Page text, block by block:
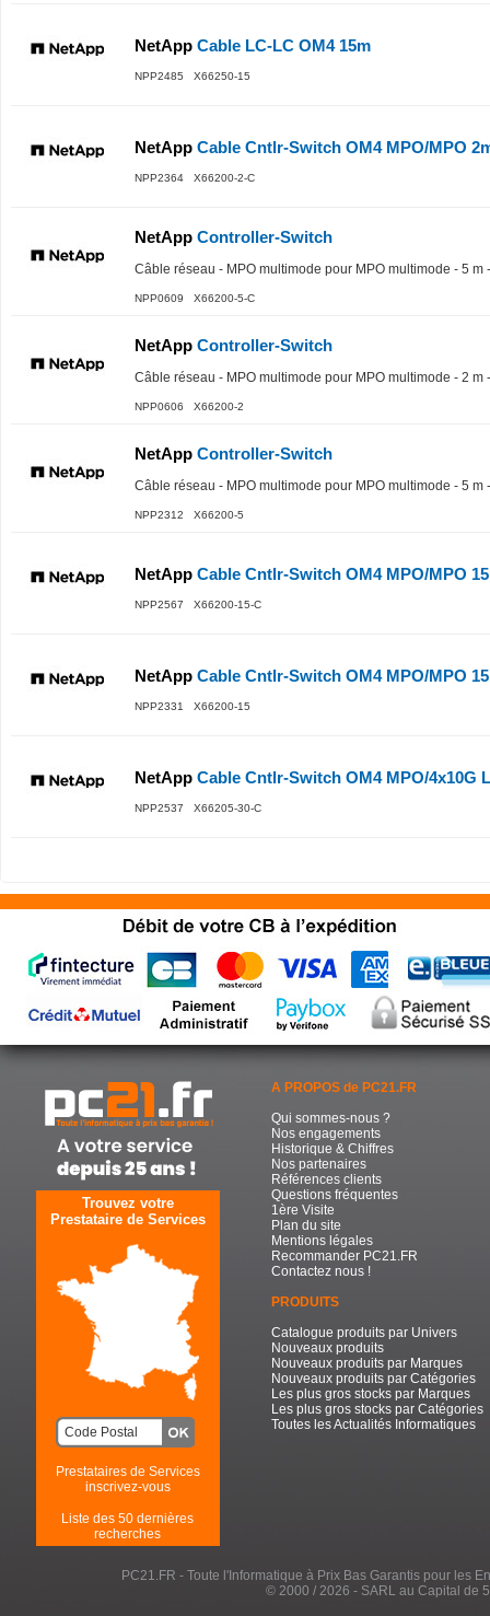
NetApp Cable LC-LC OM4 15m
NPP2485 X66250-15
NetApp Cable Cntlr-Switch OM4 MPO/MPO
NPP2364 X66200-2-C
NetApp Controller-Switch
Câble réseau - MPO multimode pour MPO multimode - 5 m
NPP0609 X66200-5-C
NetApp Controller-Switch
Câble réseau - MPO multimode pour MPO multimode - 2 m
NPP0606 X66200-2
NetApp Controller-Switch
Câble réseau - MPO multimode pour MPO multimode - 5 m
NPP2312 X66200-5
NetApp Cable Cntlr-Switch OM4 MPO/MPO
NPP2567 X66200-15-C
NetApp Cable Cntlr-Switch OM4 MPO/MPO
NPP2331 X66200-15
NetApp Cable Cntlr-Switch OM4 MPO/4x10G
NPP2537 X66205-30-C
Trouvez votre
Prestataire de Services
Prestataires de Services
inscrivez-vous
Liste des 50 dernières
recherches
A PROPOS de PC21.FR
Qui sommes-nous ?
Nos engagements
Historique & Chiffres
Nos partenaires
Références clients
Questions fréquentes
1ère Visite
Plan du site
Mentions légales
Recommander PC21.FR
Contactez nous !
PRODUITS
Catalogue produits par Univers
Nouveaux produits
Nouveaux produits par Marques
Nouveaux produits par Catégories
Les plus gros stocks par Marques
Les plus gros stocks par Catégories
Toutes les Actualités Informatiques
PC21.FR - Toute l'Informatique à Prix Bas Garantis pour les
© 2000 / 2026 - SARL au Capital de